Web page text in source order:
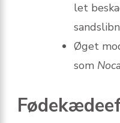
let
Øget
som